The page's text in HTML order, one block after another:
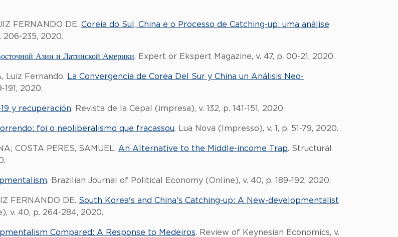
FERNANDO DE. Coreia do Sul, China e o Processo de Catching-up: uma análise
206-235, 2020.
Азии и Латинской Америки. Expert or Ekspert Magazine, v. 47, p. 00-21, 2020.
Luiz Fernando. La Convergencia de Corea Del Sur y China un Análisis Neo-
191, 2020.
y recuperación. Revista de la Cepal (impresa), v. 132, p. 141-151, 2020.
foi o neoliberalismo que fracassou. Lua Nova (Impresso), v. 1, p. 51-79, 2020.
COSTA PERES, SAMUEL. An Alternative to the Middle-income Trap. Structural
. Brazilian Journal of Political Economy (Online), v. 40, p. 189-192, 2020.
FERNANDO DE. South Korea's and China's Catching-up: A New-developmentalist
v. 40, p. 264-284, 2020.
Compared: A Response to Medeiros. Review of Keynesian Economics, v.